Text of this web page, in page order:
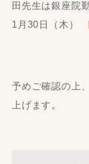
田先生は銀座院
1月30日（木）
予めご確認の上
上げます。